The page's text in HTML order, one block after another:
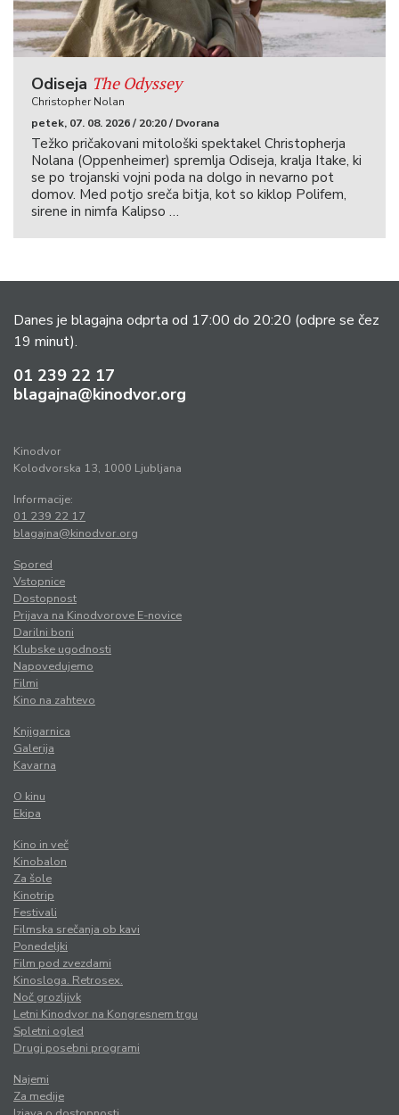
Odiseja The Odyssey
Christopher Nolan
petek, 07. 08. 2026 / 20:20 / Dvorana
Težko pričakovani mitološki spektakel Christopherja
Nolana (Oppenheimer) spremlja Odiseja, kralja Itake, ki
se po trojanski vojni poda na dolgo in nevarno pot
domov. Med potjo sreča bitja, kot so kiklop Polifem,
sirene in nimfa Kalipso …
Danes je blagajna odprta od 17:00 do 20:20 (odpre se čez
19 minut).
01 239 22 17
blagajna@kinodvor.org
Kinodvor
Kolodvorska 13, 1000 Ljubljana
Informacije:
01 239 22 17
blagajna@kinodvor.org
Spored
Vstopnice
Dostopnost
Prijava na Kinodvorove E-novice
Darilni boni
Klubske ugodnosti
Napovedujemo
Filmi
Kino na zahtevo
Knjigarnica
Galerija
Kavarna
O kinu
Ekipa
Kino in več
Kinobalon
Za šole
Kinotrip
Festivali
Filmska srečanja ob kavi
Ponedeljki
Film pod zvezdami
Kinosloga. Retrosex.
Noč grozljivk
Letni Kinodvor na Kongresnem trgu
Spletni ogled
Drugi posebni programi
Najemi
Za medije